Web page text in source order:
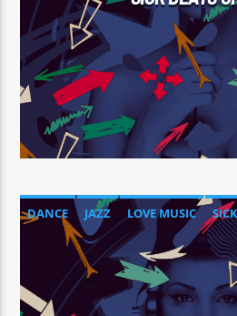
Sputnik radio | 105.4
DANCE JAZZ LOVE MUSIC
SPRING CHART